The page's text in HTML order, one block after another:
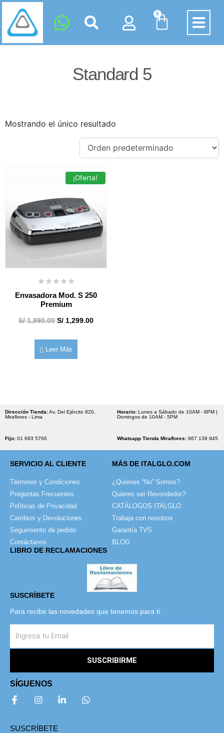
0
Standard 5
Mostrando el único resultado
¡Oferta!
Envasadora Mod. S 250
Premium
S/1,890.00 S/ 1,299.00
Leer Más
Dirección Tienda:Av. Del Ejército 820,
Miraflores - Lima
Fijo: 01 693 5766
Horario: Lunes a Sábado de 10AM - 8PM |
Domingos de 10AM - 5PM
Whatsapp Tienda Miraflores: 967 139 945
SERVICIO AL CLIENTE
Términos y Condiciones
Preguntas Frecuentes
Políticas de Privacidad
Cambios y Devoluciones
Seguimiento de pedido
Contáctanos
MÁS DE ITALGLO.COM
¿Quiénes “No” Somos?
Quieres ser Revendedor?
CATÁLOGOS ITALGLO
Trabaja con nosotros
Garantía TVS
BLOG
LIBRO DE RECLAMACIONES
SUSCRÍBETE
Para recibir las novedades que tenemos para ti.
SUSCRIBIRME
SÍGUENOS
SUSCRÍBETE